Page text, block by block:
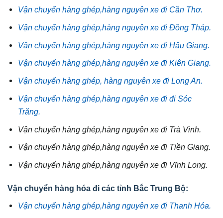
Vận chuyển hàng ghép,hàng nguyên xe đi Cần Thơ.
Vận chuyển hàng ghép,hàng nguyên xe đi Đồng Tháp.
Vận chuyển hàng ghép,hàng nguyên xe đi Hậu Giang.
Vận chuyển hàng ghép,hàng nguyên xe đi Kiên Giang.
Vận chuyển hàng ghép, hàng nguyên xe đi Long An.
Vận chuyển hàng ghép,hàng nguyên xe đi đi Sóc
Trăng.
Vận chuyển hàng ghép,hàng nguyên xe đi Trà Vinh.
Vận chuyển hàng ghép,hàng nguyên xe đi Tiền Giang.
Vận chuyển hàng ghép,hàng nguyên xe đi Vĩnh Long.
Vận chuyển hàng hóa đi các tỉnh Bắc Trung Bộ:
Vận chuyển hàng ghép,hàng nguyên xe đi Thanh Hóa.